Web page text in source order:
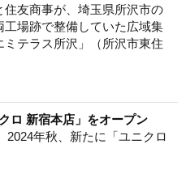
住友商事が、埼玉県所沢市の
工場跡で整備していた広域集
ミテラス所沢」（所沢市東住
ロ 新宿本店」をオープン
2024年秋、新たに「ユニクロ